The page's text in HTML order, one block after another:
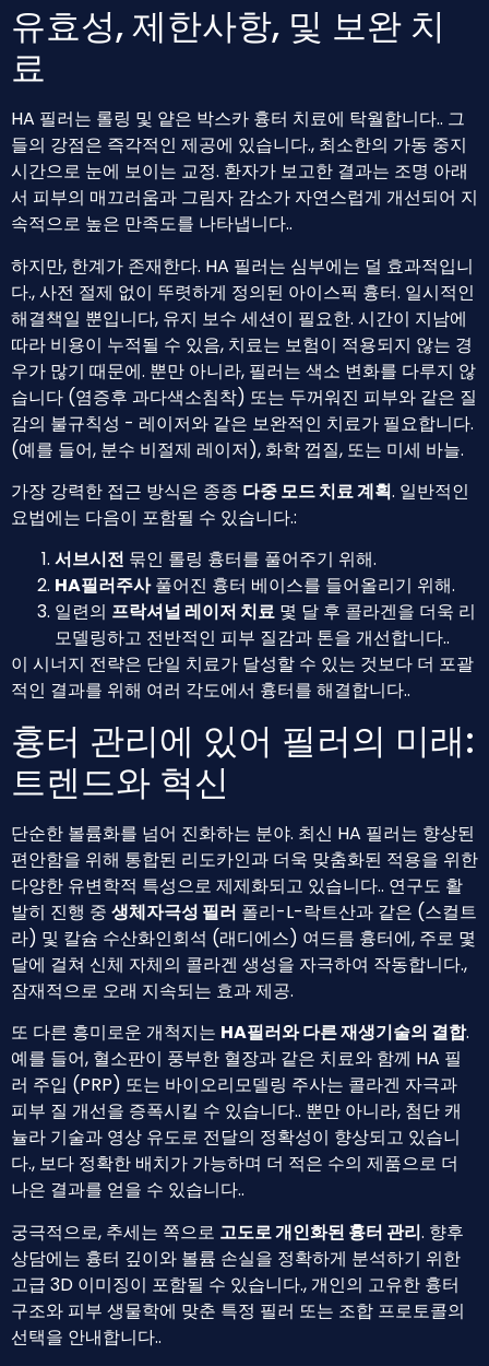
유효성, 제한사항, 및 보완 치
료
HA 필러는 롤링 및 얕은 박스카 흉터 치료에 탁월합니다.. 그
들의 강점은 즉각적인 제공에 있습니다., 최소한의 가동 중지
시간으로 눈에 보이는 교정. 환자가 보고한 결과는 조명 아래
서 피부의 매끄러움과 그림자 감소가 자연스럽게 개선되어 지
속적으로 높은 만족도를 나타냅니다..
하지만, 한계가 존재한다. HA 필러는 심부에는 덜 효과적입니
다., 사전 절제 없이 뚜렷하게 정의된 아이스픽 흉터. 일시적인
해결책일 뿐입니다, 유지 보수 세션이 필요한. 시간이 지남에
따라 비용이 누적될 수 있음, 치료는 보험이 적용되지 않는 경
우가 많기 때문에. 뿐만 아니라, 필러는 색소 변화를 다루지 않
습니다 (염증후 과다색소침착) 또는 두꺼워진 피부와 같은 질
감의 불규칙성 - 레이저와 같은 보완적인 치료가 필요합니다.
(예를 들어, 분수 비절제 레이저), 화학 껍질, 또는 미세 바늘.
가장 강력한 접근 방식은 종종 다중 모드 치료 계획. 일반적인
요법에는 다음이 포함될 수 있습니다.:
서브시전 묶인 롤링 흉터를 풀어주기 위해.
HA필러주사풀어진 흉터 베이스를 들어올리기 위해.
일련의 프락셔널 레이저 치료 몇 달 후 콜라겐을 더욱 리
모델링하고 전반적인 피부 질감과 톤을 개선합니다..
이 시너지 전략은 단일 치료가 달성할 수 있는 것보다 더 포괄
적인 결과를 위해 여러 각도에서 흉터를 해결합니다..
흉터 관리에 있어 필러의 미래:
트렌드와 혁신
단순한 볼륨화를 넘어 진화하는 분야. 최신 HA 필러는 향상된
편안함을 위해 통합된 리도카인과 더욱 맞춤화된 적용을 위한
다양한 유변학적 특성으로 제제화되고 있습니다.. 연구도 활
발히 진행 중 생체자극성 필러 폴리-L-락트산과 같은 (스컬트
라) 및 칼슘 수산화인회석 (래디에스) 여드름 흉터에, 주로 몇
달에 걸쳐 신체 자체의 콜라겐 생성을 자극하여 작동합니다.,
잠재적으로 오래 지속되는 효과 제공.
또 다른 흥미로운 개척지는 HA필러와 다른 재생기술의 결합.
예를 들어, 혈소판이 풍부한 혈장과 같은 치료와 함께 HA 필
러 주입 (PRP) 또는 바이오리모델링 주사는 콜라겐 자극과
피부 질 개선을 증폭시킬 수 있습니다.. 뿐만 아니라, 첨단 캐
뉼라 기술과 영상 유도로 전달의 정확성이 향상되고 있습니
다., 보다 정확한 배치가 가능하며 더 적은 수의 제품으로 더
나은 결과를 얻을 수 있습니다..
궁극적으로, 추세는 쪽으로 고도로 개인화된 흉터 관리. 향후
상담에는 흉터 깊이와 볼륨 손실을 정확하게 분석하기 위한
고급 3D 이미징이 포함될 수 있습니다., 개인의 고유한 흉터
구조와 피부 생물학에 맞춘 특정 필러 또는 조합 프로토콜의
선택을 안내합니다..